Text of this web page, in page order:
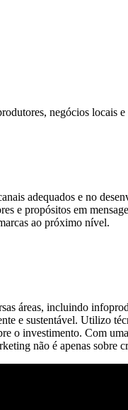
negócios locais
adequados e no
e propósitos em
ao próximo nível.
áreas, incluindo
e sustentável. Utilizo
o investimento. Com
não é apenas sobre